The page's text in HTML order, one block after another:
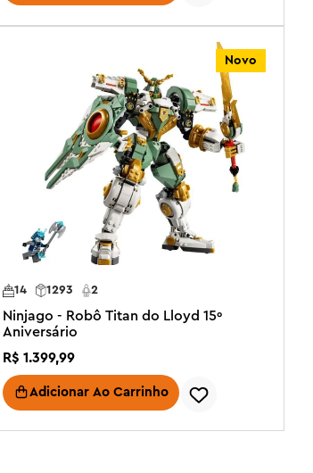
Novo
14 2
1293
Ninjago - Robô Titan do Lloyd 15º
Aniversário
R$ 1.399,99
Adicionar Ao Carrinho